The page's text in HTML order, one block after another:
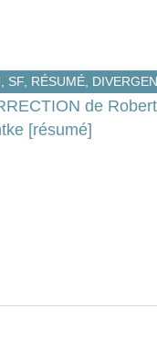
, SF, RÉSUMÉ, DIVERGENTE